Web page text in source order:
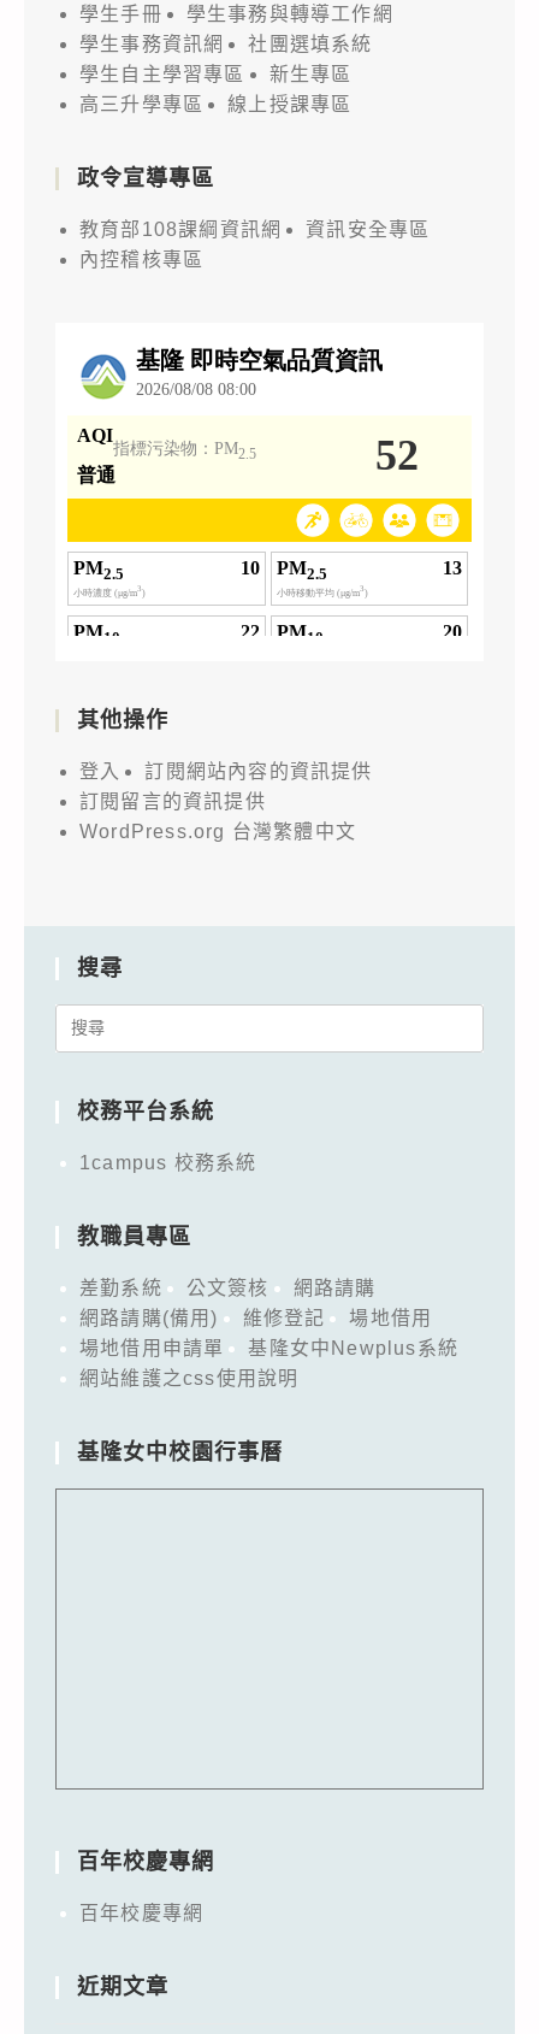
學生手冊
學生事務與轉導工作網
學生事務資訊網
社團選填系統
學生自主學習專區
新生專區
高三升學專區
線上授課專區
政令宣導專區
教育部108課綱資訊網
資訊安全專區
內控稽核專區
其他操作
登入
訂閱網站內容的資訊提供
訂閱留言的資訊提供
WordPress.org 台灣繁體中文
搜尋
Search
校務平台系統
1campus 校務系統
教職員專區
差勤系統 公文簽核
網路請購
網路請購(備用)
維修登記
場地借用
場地借用申請單
基隆女中Newplus系統
網站維護之css使用說明
基隆女中校園行事曆
百年校慶專網
百年校慶專網
近期文章